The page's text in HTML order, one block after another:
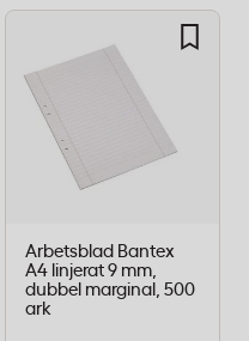
Arbetsblad Bantex
A4 linjerat 9 mm,
dubbel marginal, 500
ark